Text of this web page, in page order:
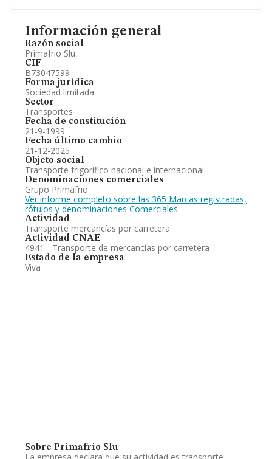
Información general
Razón social
Primafrio Slu
CIF
B73047599
Forma jurídica
Sociedad limitada
Sector
Transportes
Fecha de constitución
21-9-1999
Fecha último cambio
21-12-2025
Objeto social
Transporte frigorifico nacional e internacional.
Denominaciones comerciales
Grupo Primafrio
Ver informe completo sobre las 365 Marcas registradas,
rótulos y denominaciones Comerciales
Actividad
Transporte mercancías por carretera
Actividad CNAE
4941 - Transporte de mercancías por carretera
Estado de la empresa
Viva
Sobre Primafrio Slu